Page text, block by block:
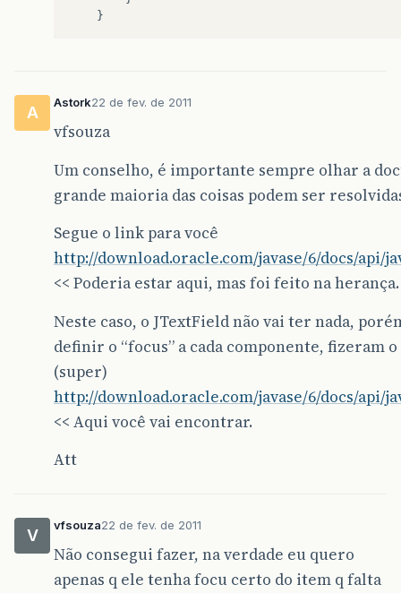
A
Astork22 de fev. de 2011
vfsouza
Um conselho, é importante sempre olhar a
grande maioria das coisas podem ser
Segue o link para você
http://download.oracle.com/javase/6/docs/api/
<< Poderia estar aqui, mas foi feito na herança.
Neste caso, o JTextField não vai ter nada,
definir o “focus” a cada componente, fizeram
(super)
http://download.oracle.com/javase/6/docs/api/
<< Aqui você vai encontrar.
Att
V
vfsouza22 de fev. de 2011
Não consegui fazer, na verdade eu quero
apenas q ele tenha focu certo do item q falta